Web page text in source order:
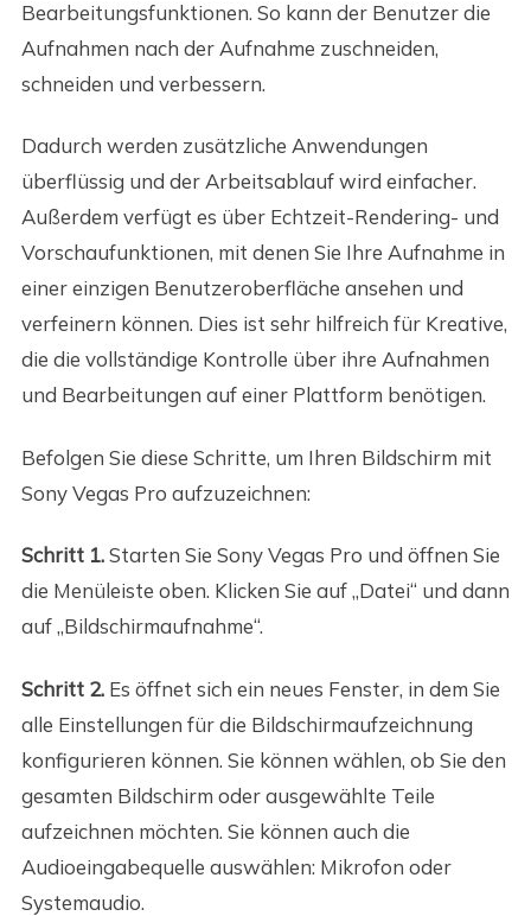
Bearbeitungsfunktionen. So kann der Benutzer die
Aufnahmen nach der Aufnahme zuschneiden,
schneiden und verbessern.
Dadurch werden zusätzliche Anwendungen
überflüssig und der Arbeitsablauf wird einfacher.
Außerdem verfügt es über Echtzeit-Rendering- und
Vorschaufunktionen, mit denen Sie Ihre Aufnahme in
einer einzigen Benutzeroberfläche ansehen und
verfeinern können. Dies ist sehr hilfreich für Kreative,
die die vollständige Kontrolle über ihre Aufnahmen
und Bearbeitungen auf einer Plattform benötigen.
Befolgen Sie diese Schritte, um Ihren Bildschirm mit
Sony Vegas Pro aufzuzeichnen:
Schritt 1.Starten Sie Sony Vegas Pro und öffnen Sie
die Menüleiste oben. Klicken Sie auf „Datei“ und dann
auf „Bildschirmaufnahme“.
Schritt 2.Es öffnet sich ein neues Fenster, in dem Sie
alle Einstellungen für die Bildschirmaufzeichnung
konfigurieren können. Sie können wählen, ob Sie den
gesamten Bildschirm oder ausgewählte Teile
aufzeichnen möchten. Sie können auch die
Audioeingabequelle auswählen: Mikrofon oder
Systemaudio.